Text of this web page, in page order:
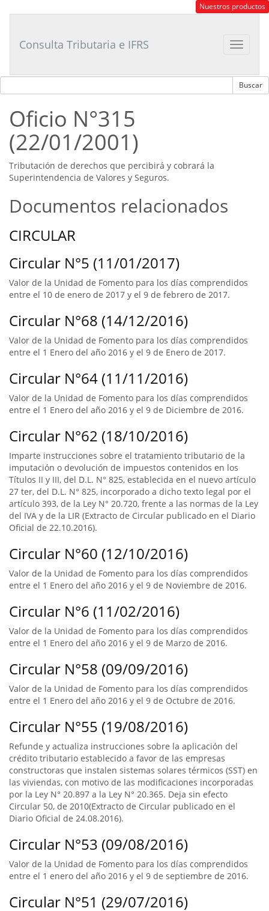
Tributario
Nuestros productos
Toggle
Consulta Tributaria e IFRS
Oficio N°315
(22/01/2001)
Tributación de derechos que percibirá y cobrará la
Superintendencia de Valores y Seguros.
Documentos relacionados
CIRCULAR
Circular N°5 (11/01/2017)
Valor de la Unidad de Fomento para los días comprendidos
entre el 10 de enero de 2017 y el 9 de febrero de 2017.
Circular N°68 (14/12/2016)
Valor de la Unidad de Fomento para los días comprendidos
entre el 1 Enero del año 2016 y el 9 de Enero de 2017.
Circular N°64 (11/11/2016)
Valor de la Unidad de Fomento para los días comprendidos
entre el 1 Enero del año 2016 y el 9 de Diciembre de 2016.
Circular N°62 (18/10/2016)
Imparte instrucciones sobre el tratamiento tributario de la
imputación o devolución de impuestos contenidos en los
Títulos II y III, del D.L. N° 825, establecida en el nuevo artículo
27 ter, del D.L. N° 825, incorporado a dicho texto legal por el
artículo 393, de la Ley N° 20.720, frente a las normas de la Ley
del IVA y de la LIR (Extracto de Circular publicado en el Diario
Oficial de 22.10.2016).
Circular N°60 (12/10/2016)
Valor de la Unidad de Fomento para los días comprendidos
entre el 1 Enero del año 2016 y el 9 de Noviembre de 2016.
Circular N°6 (11/02/2016)
Valor de la Unidad de Fomento para los días comprendidos
entre el 1 Enero del año 2016 y el 9 de Marzo de 2016.
Circular N°58 (09/09/2016)
Valor de la Unidad de Fomento para los días comprendidos
entre el 1 Enero del año 2016 y el 9 de Octubre de 2016.
Circular N°55 (19/08/2016)
Refunde y actualiza instrucciones sobre la aplicación del
crédito tributario establecido a favor de las empresas
constructoras que instalen sistemas solares térmicos (SST) en
las viviendas, con motivo de las modificaciones incorporadas
por la Ley N° 20.897 a la Ley N° 20.365. Deja sin efecto
Circular 50, de 2010(Extracto de Circular publicado en el
Diario Oficial de 24.08.2016).
Circular N°53 (09/08/2016)
Valor de la Unidad de Fomento para los días comprendidos
entre el 1 enero del año 2016 y el 9 de septiembre de 2016.
Circular N°51 (29/07/2016)